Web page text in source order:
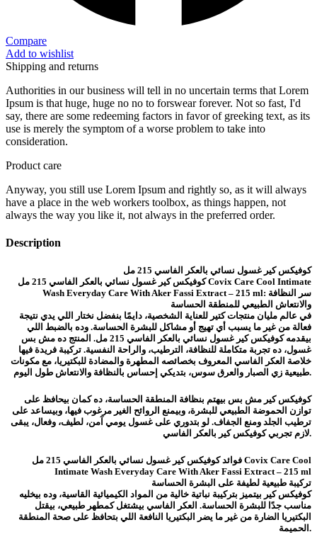
Compare
Add to wishlist
Shipping and returns
Authorities in our business will tell in no uncertain terms that Lorem
Ipsum is that huge, huge no no to forswear forever. Not so fast, I'd
say, there are some redeeming factors in favor of greeking text, as its
use is merely the symptom of a worse problem to take into
consideration.
Product care
Anyway, you still use Lorem Ipsum and rightly so, as it will always
have a place in the web workers toolbox, as things happen, not
always the way you like it, not always in the preferred order.
Description
كوفيكس كير غسول نسائي بالعكر الفاسي 215 مل
كوفيكس كير غسول نسائي بالعكر الفاسي 215 مل Covix Care Cool Intimate
Wash Everyday Care With Aker Fassi Extract – 215 ml: سر النظافة
والانتعاش الطبيعي للمنطقة الحساسة
في عالم مليان منتجات كتير للعناية الشخصية، دايمًا بنفضل نختار اللي يدي نتيجة
فعالة من غير ما يسبب أي تهيج أو مشاكل للبشرة الحساسة. وده بالضبط اللي
بيقدمه كوفيكس كير غسول نسائي بالعكر الفاسي 215 مل. المنتج ده مش بس
غسول، ده تجربة متكاملة للنظافة، الترطيب، والراحة النفسية. تركيبة فريدة فيها
خلاصة العكر الفاسي المعروف بخصائصه المطهرة والمضادة للبكتيريا، مع مكونات
طبيعية زي الصبار والعرق سوس، بتديكي إحساس بالنظافة والانتعاش طول اليوم.
كوفيكس كير مش بس بيهتم بنظافة المنطقة الحساسة، ده كمان بيحافظ على
توازن الحموضة الطبيعي للبشرة، وبيمنع الروائح الغير مرغوب فيها، وبيساعد على
ترطيب الجلد ومنع الجفاف. لو بتدوري على غسول يومي آمن، لطيف، وفعال، يبقى
لازم تجربي كوفيكس كير بالعكر الفاسي.
فوائد كوفيكس كير غسول نسائي بالعكر الفاسي 215 مل Covix Care Cool
Intimate Wash Everyday Care With Aker Fassi Extract – 215 ml
تركيبة طبيعية لطيفة على البشرة الحساسة
كوفيكس كير بيتميز بتركيبة نباتية خالية من المواد الكيميائية القاسية، وده بيخليه
مناسب جدًا للبشرة الحساسة. العكر الفاسي بيشتغل كمطهر طبيعي، بيقتل
البكتيريا الضارة من غير ما يضر البكتيريا النافعة اللي بتحافظ على صحة المنطقة
الحميمة.